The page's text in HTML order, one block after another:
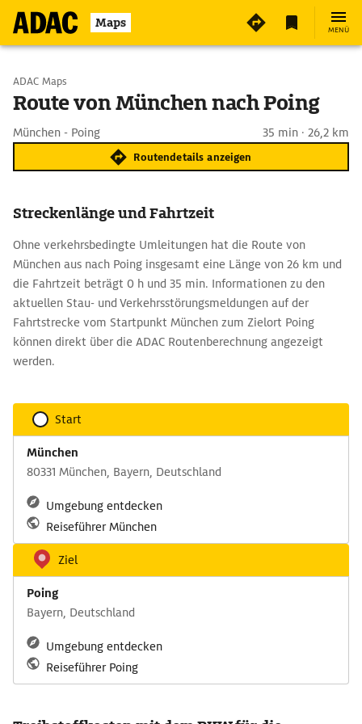
Maps MENÜ
Start wählen
ADAC Maps
Route von München nach Poing
München - Poing 35 min · 26,2 km
Routendetails anzeigen
Streckenlänge und Fahrtzeit
Ohne verkehrsbedingte Umleitungen hat die Route von
München aus nach Poing insgesamt eine Länge von 26 km und
die Fahrtzeit beträgt 0 h und 35 min. Informationen zu den
aktuellen Stau- und Verkehrsstörungsmeldungen auf der
Fahrtstrecke vom Startpunkt München zum Zielort Poing
können direkt über die ADAC Routenberechnung angezeigt
werden.
Start
München
80331 München, Bayern, Deutschland
Umgebung entdecken
Reiseführer München
Ziel
Poing
Bayern, Deutschland
Umgebung entdecken
Reiseführer Poing